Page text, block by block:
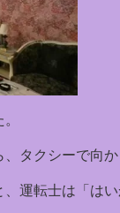
タクシーで向か
運転士は「は